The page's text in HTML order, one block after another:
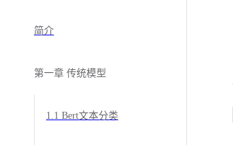
简介
第一章 传统模型
1.1 Bert文本分类